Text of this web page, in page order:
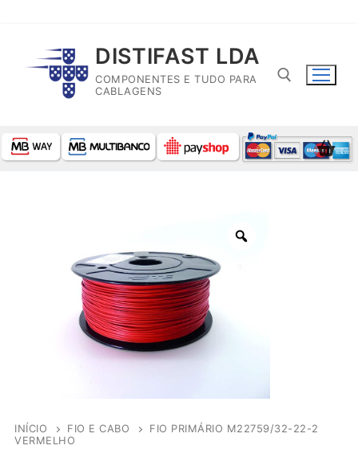
conteúdo
DISTIFAST LDA
COMPONENTES E TUDO PARA
CABLAGENS
Pesquisar por:
INÍCIO FIO E CABO
FIO PRIMÁRIO M22759/32-22-2
VERMELHO